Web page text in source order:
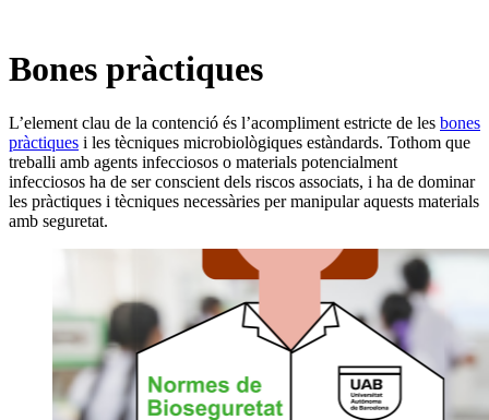
Bones pràctiques
L’element clau de la contenció és l’acompliment estricte de les bones
pràctiques i les tècniques microbiològiques estàndards. Tothom que
treballi amb agents infecciosos o materials potencialment
infecciosos ha de ser conscient dels riscos associats, i ha de dominar
les pràctiques i tècniques necessàries per manipular aquests materials
amb seguretat.